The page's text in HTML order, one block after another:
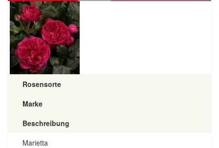
Rosensorte
Marke
Beschreibung
Marietta